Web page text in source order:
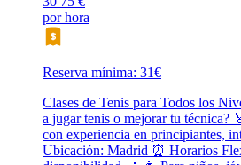
por hora
Reserva mínima: 31€
Clases de Tenis para Todos los
a jugar tenis o mejorar tu técnica?
con experiencia en principiantes,
Ubicación: Madrid ⏰ Horarios